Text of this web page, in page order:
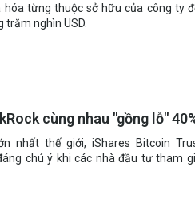
từng thuộc sở hữu của công ty
trăm nghìn USD.
cùng nhau "gồng lỗ"
nhất thế giới, iShares Bitcoin
chú ý khi các nhà đầu tư tham